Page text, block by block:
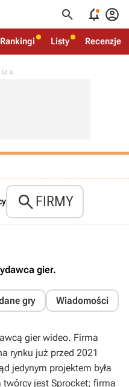
  
Rankingi Listy Recenzje
FIRMY
gier.
gry Wiadomości
gier wideo. Firma
rynku już przed 2021
jedynym projektem była
twórcy jest Sprocket; firma